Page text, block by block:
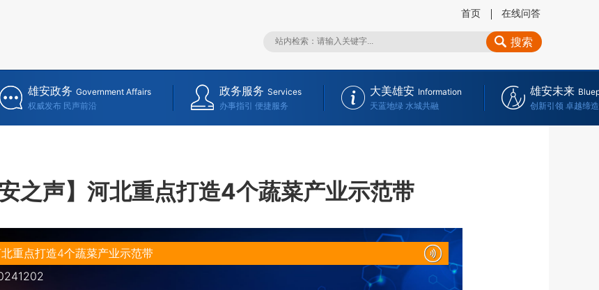
首页 在线问答
搜索
雄安政务 Government Affairs
权威发布 民声前沿
政务服务 Services
办事指引 便捷服务
大美雄安 Information
天蓝地绿 水城共融
雄安未来
创新引领 卓越缔造
安之声】河北重点打造4个蔬菜产业示范带
北重点打造4个蔬菜产业示范带